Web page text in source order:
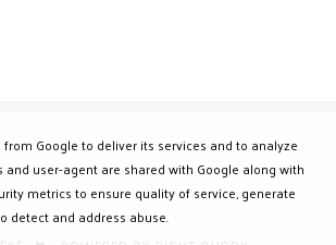
Google to deliver its services and to analyze
and user-agent are shared with Google along with
metrics to ensure quality of service, generate
detect and address abuse.